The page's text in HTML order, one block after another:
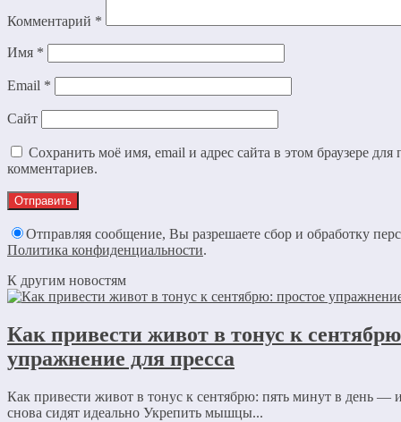
Комментарий *
Имя *
Email *
Сайт
Сохранить моё имя, email и адрес сайта в этом браузере
комментариев.
Отправляя сообщение, Вы разрешаете сбор и обработку
Политика конфиденциальности.
К другим новостям
Как привести живот в тонус к
упражнение для пресса
Как привести живот в тонус к сентябрю: пять минут в день
снова сидят идеально Укрепить мышцы...